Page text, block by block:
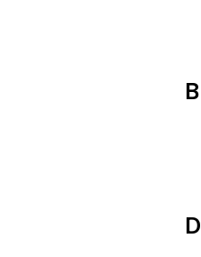
B
D